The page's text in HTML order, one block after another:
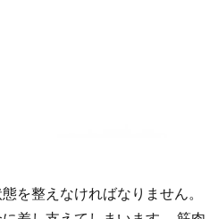
を整えなければなりません。